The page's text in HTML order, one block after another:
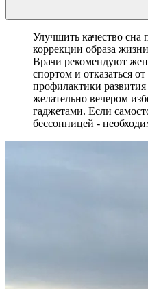
Улучшить качество
коррекции образа
Врачи рекомендуют
спортом и отказаться
профилактики
желательно вечером
гаджетами. Если
бессонницей -